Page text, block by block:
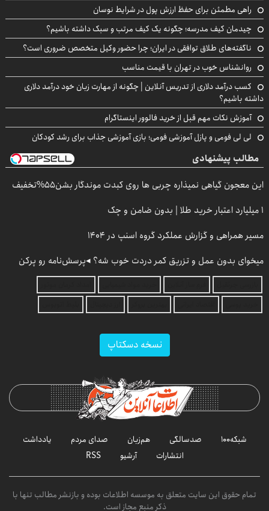
راهی مطمئن برای حفظ ارزش پول در شرایط نوسان
چیدمان کیف مدرسه؛ چگونه یک کیف مرتب و سبک داشته باشیم؟
ناگفته‌های طلاق توافقی در ایران؛ چرا حضور وکیل متخصص ضروری است؟
روانشناس خوب در تهران با قیمت مناسب
کسب درآمد دلاری از تدریس آنلاین | چگونه از مهارت زبان خود درآمد دلاری
داشته باشیم؟
آموزش نکات مهم قبل از خرید فالوور اینستاگرام
لی لی فومی و پازل آموزشی فومی؛ بازی آموزشی جذاب برای رشد کودکان
مطالب پیشنهادی
این معجون گیاهی نمیذاره چربی ها روی کبدت موندگار بشن55%تخفیف
۱ میلیارد اعتبار خرید طلا | بدون ضامن و چک
مسیر همراهی و گزارش عملکرد گروه اسنپ در ۱۴۰۴
میخوای بدون عمل و تزریق کمر دردت خوب شه؟ ◂پرسش‌نامه رو پرکن
نسخه دسکتاپ
شبکه۱۰۰ صدسالگی هم‌زبان صدای مردم
یادداشت
انتشارات
آرشیو RSS
تمام حقوق این سایت متعلق به موسسه اطلاعات بوده و بازنشر مطالب تنها با
ذکر منبع مجاز است.